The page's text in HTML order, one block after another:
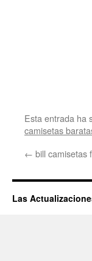
Esta entrada ha
camisetas
← bill camisetas
Las